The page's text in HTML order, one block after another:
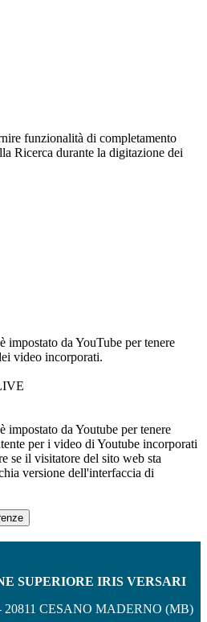
funzionalità di completamento
Ricerca durante la digitazione dei
impostato da YouTube per tenere
video incorporati.
impostato da Youtube per tenere
per i video di Youtube incorporati
se il visitatore del sito web sta
versione dell'interfaccia di
SUPERIORE IRIS VERSARI
CESANO MADERNO (MB)